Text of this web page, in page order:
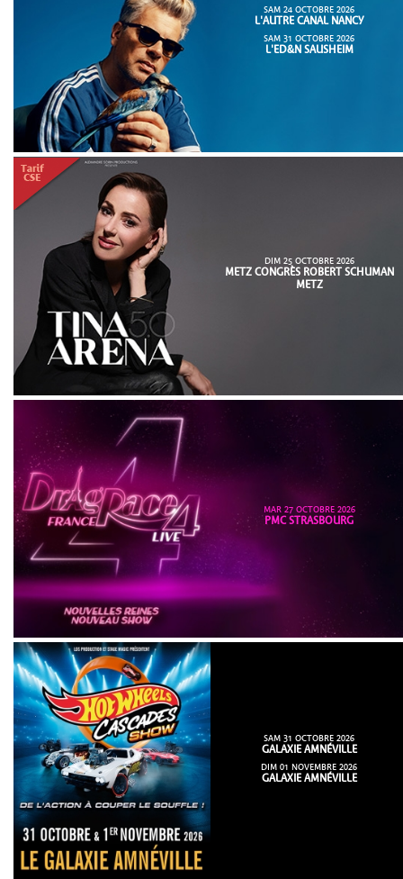
SAM 24 OCTOBRE 2026
L'AUTRE CANAL NANCY
SAM 31 OCTOBRE 2026
L'ED&N SAUSHEIM
DIM 25 OCTOBRE 2026
METZ CONGRÈS ROBERT SCHUMAN
METZ
MAR 27 OCTOBRE 2026
PMC STRASBOURG
SAM 31 OCTOBRE 2026
GALAXIE AMNÉVILLE
DIM 01 NOVEMBRE 2026
GALAXIE AMNÉVILLE